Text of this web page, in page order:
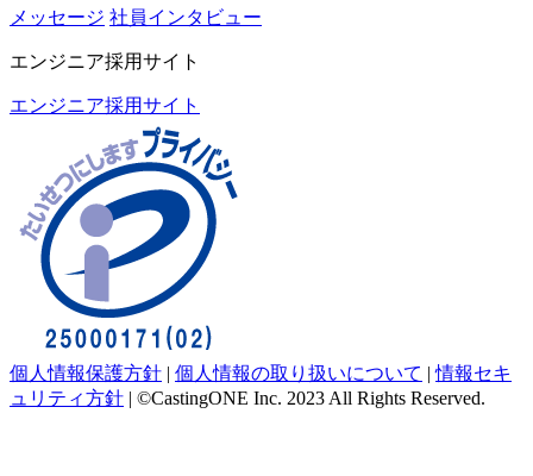
メッセージ 社員インタビュー
エンジニア採用サイト
エンジニア採用サイト
個人情報保護方針 | 個人情報の取り扱いについて | 情報セキ
ュリティ方針 | ©CastingONE Inc. 2023 All Rights Reserved.